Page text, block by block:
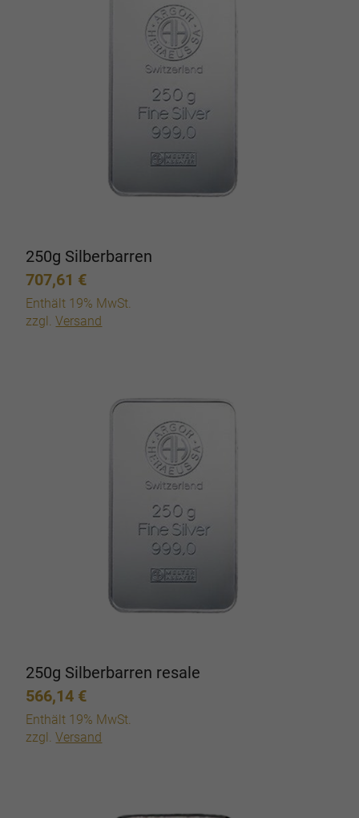
250g Silberbarren
707,61 €
Enthält 19% MwSt.
zzgl.Versand
250g Silberbarren resale
566,14 €
Enthält 19% MwSt.
zzgl.Versand